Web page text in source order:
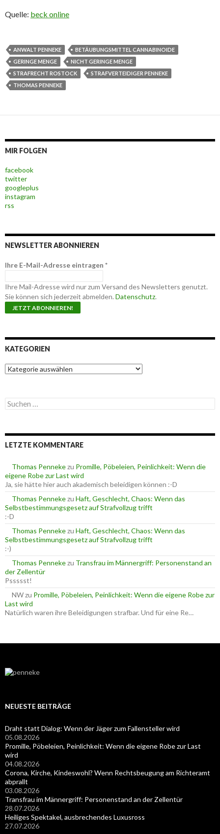
Quelle: beck online
ANWALT PENNEKE
BETÄUBUNGSMITTEL CANNABINOIDE
GERINGE MENGE
NICHT GERINGE MENGE
STRAFRECHT ROSTOCK
STRAFVERTEIDIGER PENNEKE
THOMAS PENNEKE
MIR FOLGEN
facebook
twitter
googleplus
instagram
rss
NEWSLETTER ABONNIEREN
Ihre E-Mail-Adresse eintragen *
Ihre Mail-Adresse wird nur zum Versand des Newsletters genutzt.
Sie können sich jederzeit abmelden. Datenschutz.
KATEGORIEN
K
a
g
o
n
S
u
e
n
c
h
:
LETZTE KOMMENTARE
Thomas Pennekezu Promille, Pöbeleien, Peinlichkeit: Wenn die
eigene Robe zur Last wird
Ja, sie hätte hier auch akademisch beleidigen können :-D
Thomas Pennekezu Haft, Geschlecht, Chaos: Wenn das
Selbstbestimmungsgesetz auf Strafvollzug trifft
:-D
Thomas Pennekezu Haft, Geschlecht, Chaos: Wenn das
Selbstbestimmungsgesetz auf Strafvollzug trifft
:-)
Thomas Pennekezu Transfrau im Männergriff: Personenstand an
der Zellentür
Pssssst!
NWzu Promille, Pöbeleien, Peinlichkeit: Wenn die eigene Robe zur
Last wird
Natürlich waren ihre Beleidigungen strafbar. Und für eine Re…
NEUESTE BEITRÄGE
Draht statt Dialog: Wenn der Jäger zum Fallensteller wird
05.08.2026
Promille, Pöbeleien, Peinlichkeit: Wenn die eigene Robe zur Last
wird
04.08.2026
Corona, Kirche, Kindeswohl? Wenn Rechtsbeugung am Richteramt
abprallt
03.08.2026
Transfrau im Männergriff: Personenstand an der Zellentür
28.07.2026
Heiliges Spektakel, ausbrechendes Luxusross
27.07.2026